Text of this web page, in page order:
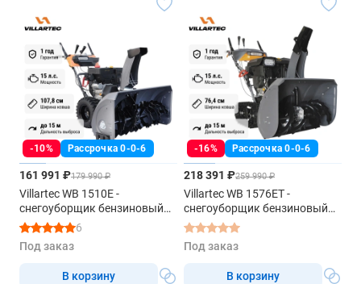
-10% Рассрочка 0-0-6
161 991 ₽179 990 ₽
Villartec WB 1510E -
снегоуборщик бензиновый
самоходный6
Под заказ
В корзину
-16% Рассрочка 0-0-6
218 391 ₽259 990 ₽
Villartec WB 1576ET -
снегоуборщик бензиновый
самоходный
Под заказ
В корзину